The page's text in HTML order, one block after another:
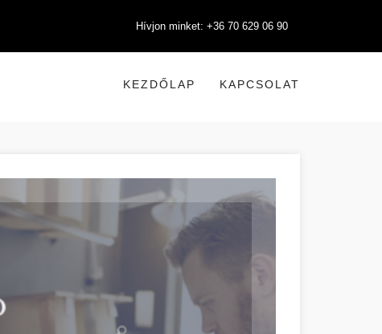
Hívjon minket: +36 70 629 06 90
KEZDŐLAP KAPCSOLAT